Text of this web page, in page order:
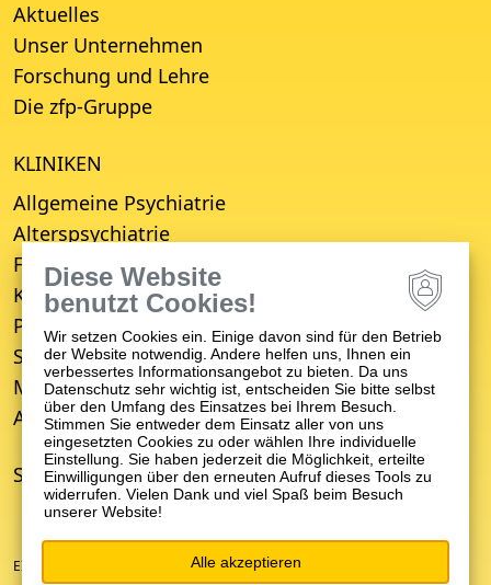
Aktuelles
Unser Unternehmen
Forschung und Lehre
Die zfp-Gruppe
KLINIKEN
Allgemeine Psychiatrie
Alterspsychiatrie
Forensische Psychiatrie
Kinder- und Jugendpsychiatrie
Psychosomatische Medizin
Suchttherapie
Medizinisches Versorgungszentrum (MVZ)
Ambulanter Psychiatrischer Pflegedienst (APP)
STANDORTE
EIN UNTERNEHMEN DER ZFP-GRUPPE BADEN-WÜRTTEMBERG
Diese Website
benutzt Cookies!
Wir setzen Cookies ein. Einige davon sind für den Betrieb
der Website notwendig. Andere helfen uns, Ihnen ein
verbessertes Informationsangebot zu bieten. Da uns
Datenschutz sehr wichtig ist, entscheiden Sie bitte selbst
über den Umfang des Einsatzes bei Ihrem Besuch.
Stimmen Sie entweder dem Einsatz aller von uns
eingesetzten Cookies zu oder wählen Ihre individuelle
Einstellung. Sie haben jederzeit die Möglichkeit, erteilte
Einwilligungen über den erneuten Aufruf dieses Tools zu
widerrufen. Vielen Dank und viel Spaß beim Besuch
unserer Website!
Alle akzeptieren